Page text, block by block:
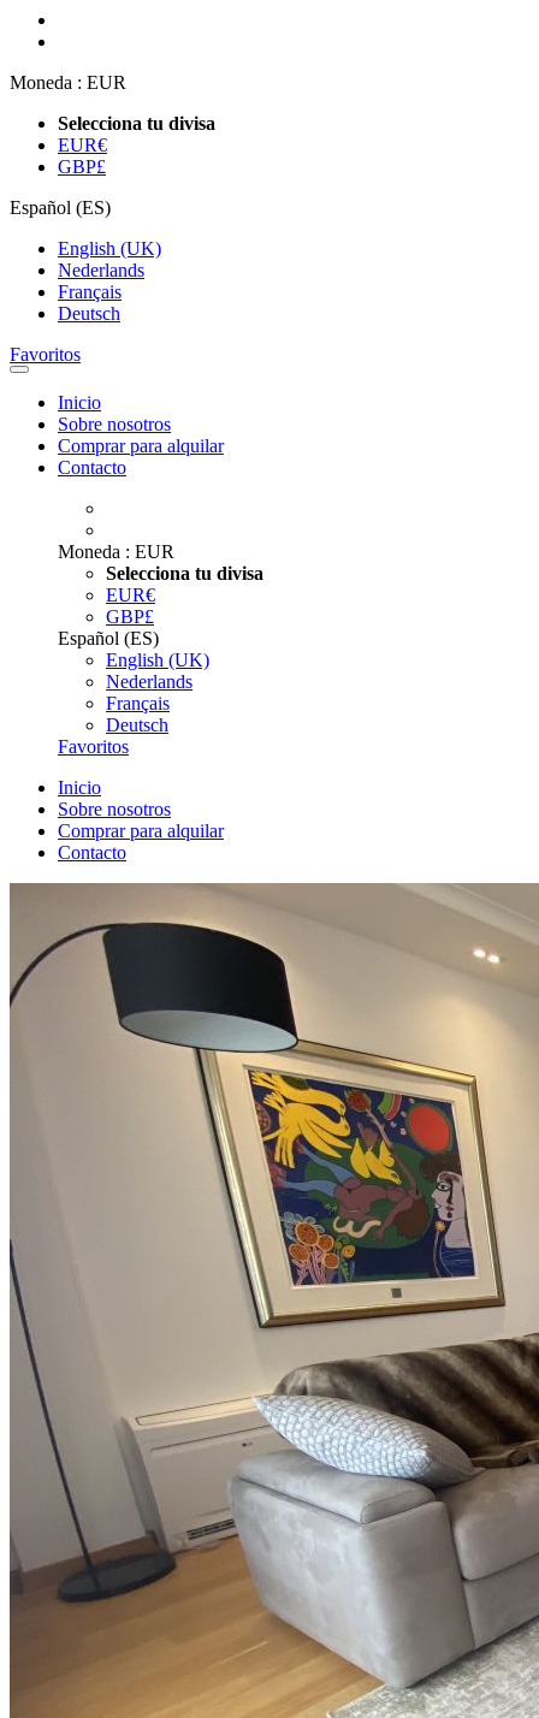
Moneda : EUR
Selecciona tu divisa
EUR€
GBP£
Español (ES)
English (UK)
Nederlands
Français
Deutsch
Favoritos
Inicio
Sobre nosotros
Comprar para alquilar
Contacto
Moneda : EUR
Selecciona tu divisa
EUR€
GBP£
Español (ES)
English (UK)
Nederlands
Français
Deutsch
Favoritos
Inicio
Sobre nosotros
Comprar para alquilar
Contacto